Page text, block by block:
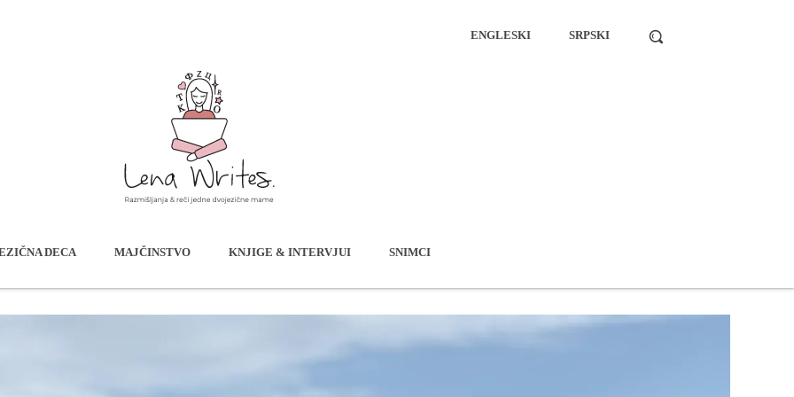
ENGLESKI SRPSKI
DECA MAJČINSTVO KNJIGE & INTERVJUI SNIMCI